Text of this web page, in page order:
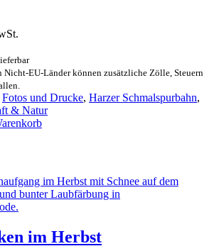
EU-Länder können zusätzliche Zölle, Steuern
Fotos und Drucke, Harzer Schmalspurbahn,
& Natur
im Herbst